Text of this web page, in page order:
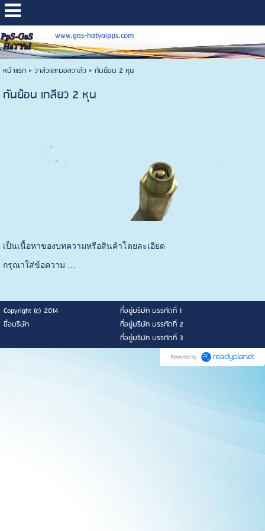
www.gas-hatyaipps.com
หน้าแรก> วาล์วและบอลวาล์ว> กันย้อน 2 หุน
กันย้อน เกลียว 2 หุน
เป็นเนื้อหาของบทความหรือสินค้าโดยละเอียด
กรุณาใส่ข้อความ …
Copyright (c) 2014
ที่อยู่บริษัท บรรทัดที่ 1
ชื่อบริษัท
ที่อยู่บริษัท บรรทัดที่ 2
ที่อยู่บริษัท บรรทัดที่ 3